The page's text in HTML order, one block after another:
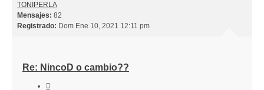
TONIPERLA
Mensajes: 82
Registrado: Dom Ene 10, 2021 12:11 pm
Re: NincoD o cambio??